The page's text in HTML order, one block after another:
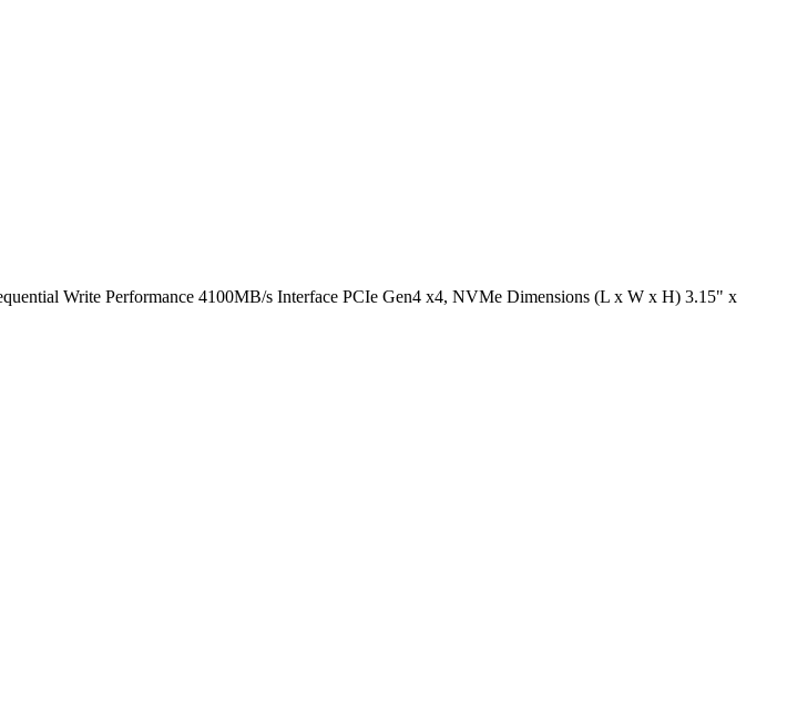
Write Performance 4100MB/s Interface PCIe Gen4 x4, NVMe Dimensions (L x W x H) 3.15" x